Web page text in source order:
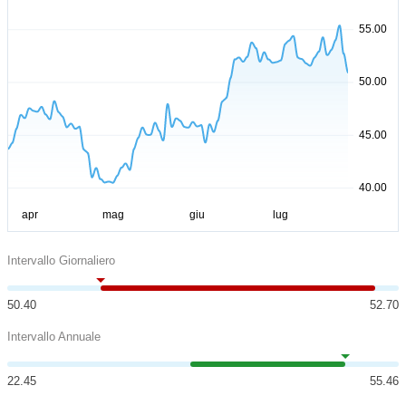
Intervallo Giornaliero
50.40 52.70
Intervallo Annuale
22.45 55.46